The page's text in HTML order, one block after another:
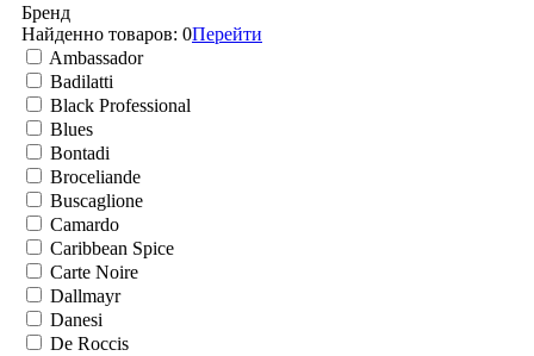
Бренд
Найденно товаров: 0Перейти
Ambassador
Badilatti
Black Professional
Blues
Bontadi
Broceliande
Buscaglione
Camardo
Caribbean Spice
Carte Noire
Dallmayr
Danesi
De Roccis